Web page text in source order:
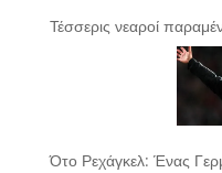
Τέσσερις νεαροί
Ότο Ρεχάγκελ: Ένας